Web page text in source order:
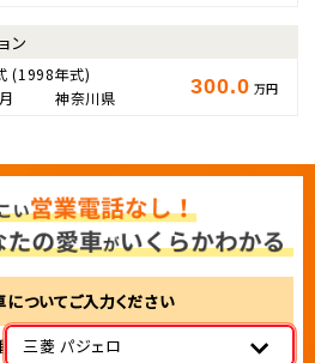
ン
(1998年式)
神奈川県 300.0 万円
についてご入力ください
三菱 パジェロ